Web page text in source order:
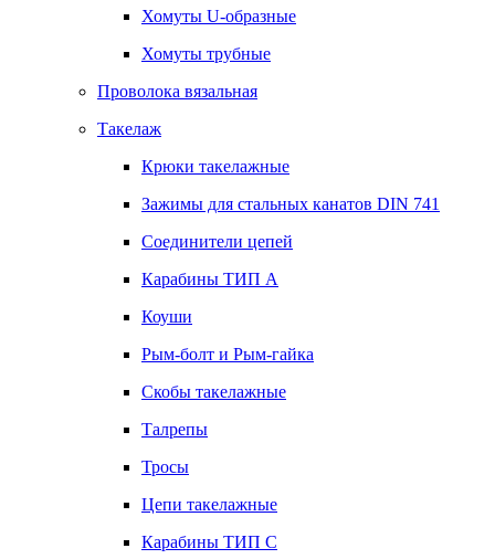
Хомуты U-образные
Хомуты трубные
Проволока вязальная
Такелаж
Крюки такелажные
Зажимы для стальных канатов DIN 741
Соединители цепей
Карабины ТИП А
Коуши
Рым-болт и Рым-гайка
Скобы такелажные
Талрепы
Тросы
Цепи такелажные
Карабины ТИП C